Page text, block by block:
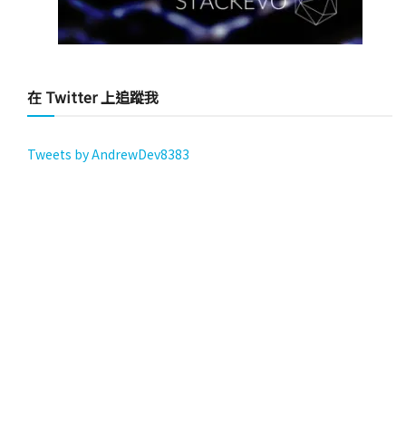
在 Twitter 上追蹤我
Tweets by AndrewDev8383